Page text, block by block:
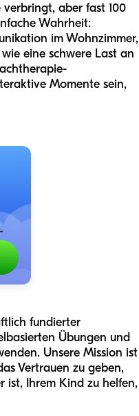
aber fast 100
Wahrheit:
im Wohnzimmer,
eine schwere Last an
Momente sein,
fundierter
Übungen und
Unsere Mission ist
Vertrauen zu geben,
ist, Ihrem Kind zu helfen,